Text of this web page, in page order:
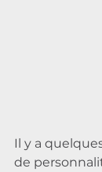
Il y a
de